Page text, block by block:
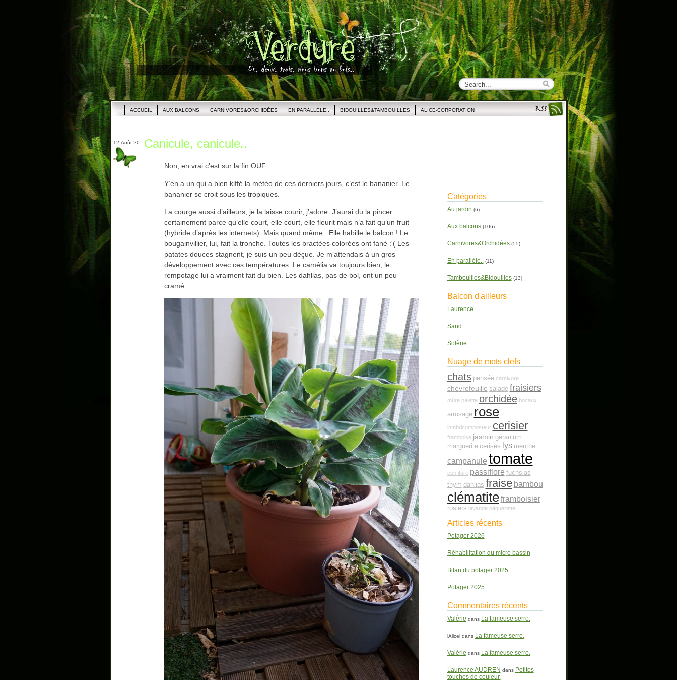
ACCUEIL AUX BALCONS CARNIVORES&ORCHIDÉES EN PARALLÈLE.. BIDOUILLES&TAMBOUILLES ALICE-CORPORATION
12 Août 20 Canicule, canicule..
Non, en vrai c’est sur la fin OUF.
Y’en a un qui a bien kiffé la météo de ces derniers jours, c’est le bananier. Le
bananier se croit sous les tropiques.
La courge aussi d’ailleurs, je la laisse courir, j’adore. J’aurai du la pincer
certainement parce qu’elle court, elle court, elle fleurit mais n’a fait qu’un fruit
(hybride d’après les internets). Mais quand même.. Elle habille le balcon ! Le
bougainvillier, lui, fait la tronche. Toutes les bractées colorées ont fané :'( Les
patates douces stagnent, je suis un peu déçue. Je m’attendais à un gros
développement avec ces températures. Le camélia va toujours bien, le
rempotage lui a vraiment fait du bien. Les dahlias, pas de bol, ont un peu
cramé.
Catégories
Au jardin (6)
Aux balcons(106)
Carnivores&Orchidées(55)
En parallèle.. (11)
Tambouilles&Bidouilles(13)
Balcon d'ailleurs
Laurence
Sand
Solène
Nuage de mots clefs
chats pensée carnivore
chèvrefeuille salade fraisiers
mûre palette orchidée bocaux
arrosage rose
lombricomposteur cerisier
framboise jasmin géranium
marguerite cerises lys menthe
campanule tomate
confiture passiflore fuchsias
thym dahlias fraise bambou
clématiteframboisier
rosiers lavande pâquerette
Articles récents
Potager 2026
Réhabilitation du micro bassin
Bilan du potager 2025
Potager 2025
Commentaires récents
Valérie dans La fameuse serre.
lAliceldans La fameuse serre.
Valérie dans La fameuse serre.
Laurence AUDREN dans Petites
touches de couleur.